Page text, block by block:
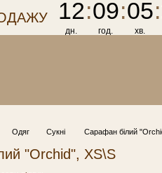
12:09:05:
дн. год. хв.
Одяг Сукні Сарафан білий
"Orchid", XS\S